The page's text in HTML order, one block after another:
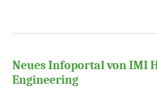
Neues Infoportal von IMI
Engineering